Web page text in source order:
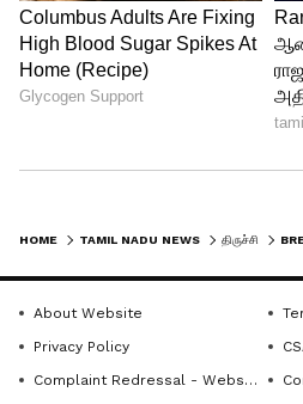
HOME TAMIL NADU NEWS திருச்சி
About Website
Privacy Policy
Complaint Redressal - Website